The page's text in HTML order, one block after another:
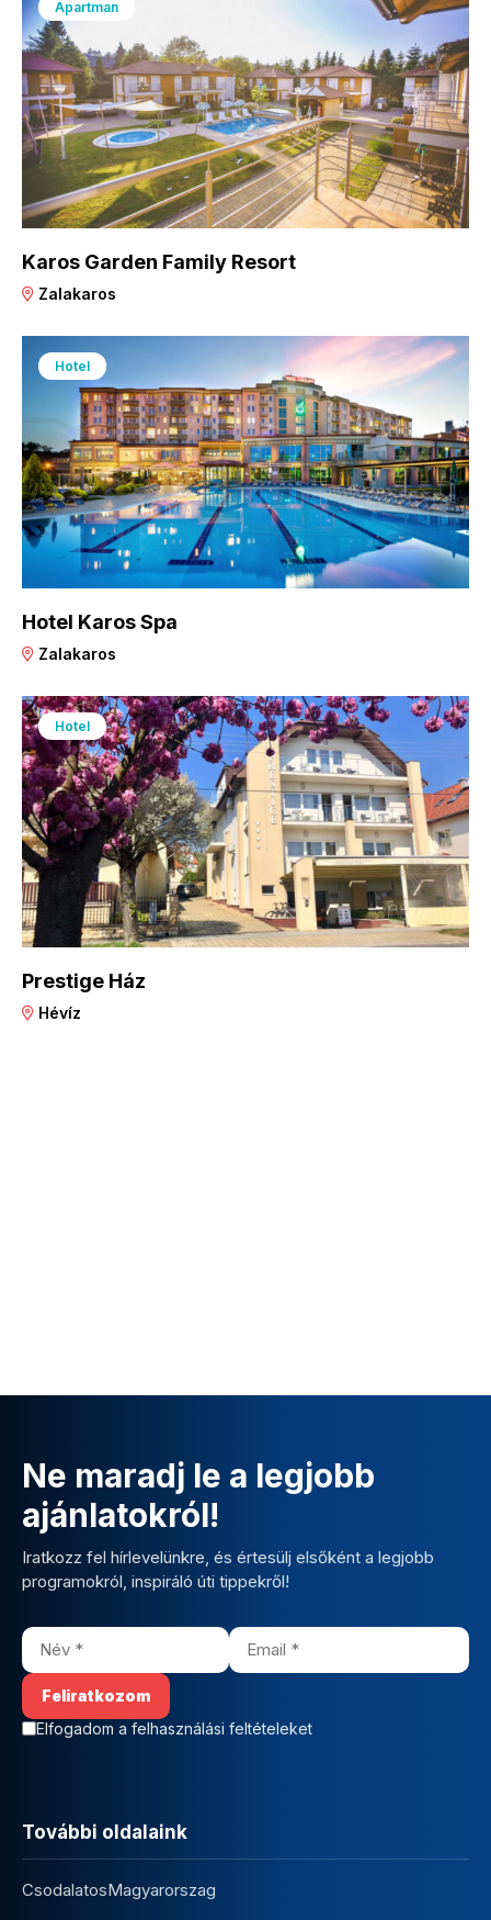
Apartman
Karos Garden Family Resort
Zalakaros
Hotel
Hotel Karos Spa
Zalakaros
Hotel
Prestige Ház
Hévíz
Ne maradj le a legjobb
ajánlatokról!
Iratkozz fel hírlevelünkre, és értesülj elsőként a legjobb
programokról, inspiráló úti tippekről!
Elfogadom a felhasználási feltételeket
További oldalaink
CsodalatosMagyarorszag